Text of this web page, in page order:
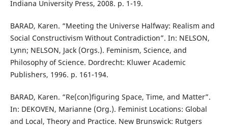
Indiana University Press, 2008. p. 1-19.
BARAD, Karen. “Meeting the Universe Halfway: Realism and
Social Constructivism Without Contradiction”. In: NELSON,
Lynn; NELSON, Jack (Orgs.). Feminism, Science, and
Philosophy of Science. Dordrecht: Kluwer Academic
Publishers, 1996. p. 161-194.
BARAD, Karen. “Re(con)figuring Space, Time, and Matter”.
In: DEKOVEN, Marianne (Org.). Feminist Locations: Global
and Local, Theory and Practice. New Brunswick: Rutgers